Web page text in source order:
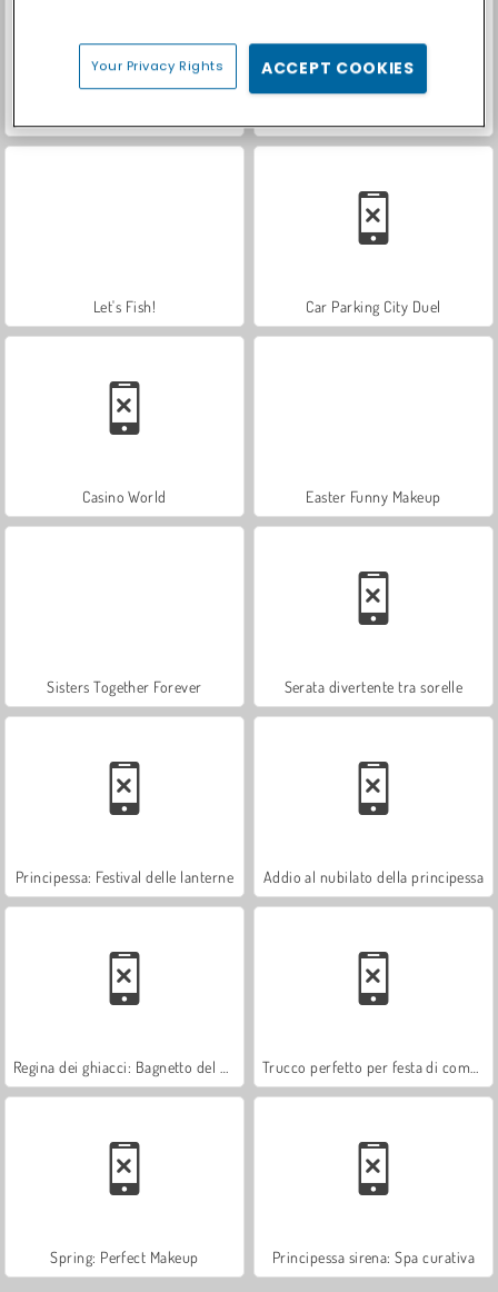
Let's Fish! Car Parking City Duel
Casino World Easter Funny Makeup
Sisters Together Forever Serata divertente tra sorelle
Principessa: Festival delle lanterne Addio al nubilato della principessa
Spring: Perfect Makeup Principessa sirena: Spa curativa
Your Privacy Rights ACCEPT COOKIES